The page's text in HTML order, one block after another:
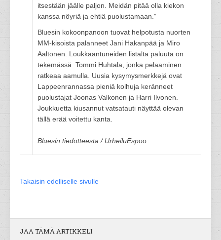
itsestään jäälle paljon. Meidän pitää olla kiekon
kanssa nöyriä ja ehtiä puolustamaan.”
Bluesin kokoonpanoon tuovat helpotusta nuorten
MM-kisoista palanneet Jani Hakanpää ja Miro
Aaltonen. Loukkaantuneiden listalta paluuta on
tekemässä Tommi Huhtala, jonka pelaaminen
ratkeaa aamulla. Uusia kysymysmerkkejä ovat
Lappeenrannassa pieniä kolhuja keränneet
puolustajat Joonas Valkonen ja Harri Ilvonen.
Joukkuetta kiusannut vatsatauti näyttää olevan
tällä erää voitettu kanta.
Bluesin tiedotteesta / UrheiluEspoo
Takaisin edelliselle sivulle
JAA TÄMÄ ARTIKKELI